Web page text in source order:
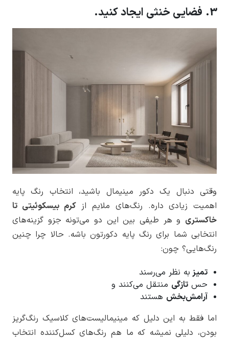
3. فضایی خنثی ایجاد کنید.
وقتی دنبال یک دکور مینیمال باشید، انتخاب رنگ پایه
اهمیت زیادی داره. رنگ‌های ملایم ازکرم بیسکوئیتی تا
خاکستری و هر طیفی بین این دو می‌تونه جزو گزینه‌های
انتخابی شما برای رنگ پایه دکورتون باشه. حالا چرا چنین
رنگ‌هایی؟ چون:
تمیز به نظر می‌رسند
حس تازگی منتقل می‌کنند و
آرامش‌بخش هستند
اما فقط به این دلیل که مینیمالیست‌های کلاسیک رنگ‌گریز
بودن، دلیلی نمیشه که ما هم رنگ‌های کسل‌کننده انتخاب